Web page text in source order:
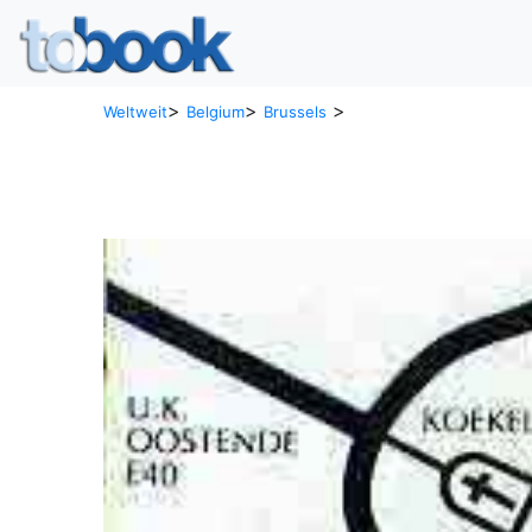
Weltweit> Belgium> Brussels >